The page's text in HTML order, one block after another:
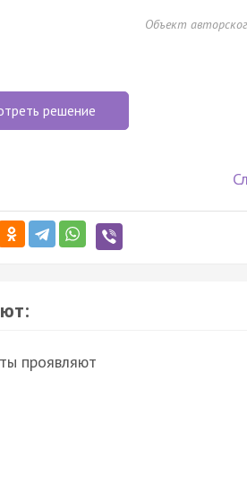
Объект
решение
проявляют